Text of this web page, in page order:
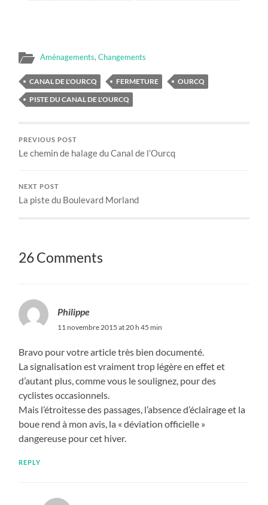
Aménagements,Changements
CANAL DE L'OURCQ FERMETURE
OURCQ
PISTE DU CANAL DE L'OURCQ
PREVIOUS POST
Le chemin de halage du Canal de l’Ourcq
NEXT POST
La piste du Boulevard Morland
26 Comments
Philippe
11 novembre 2015 at 20 h 45 min
Bravo pour votre article très bien documenté.
La signalisation est vraiment trop légère en effet et
d’autant plus, comme vous le soulignez, pour des
cyclistes occasionnels.
Mais l’étroitesse des passages, l’absence d’éclairage et la
boue rend à mon avis, la « déviation officielle »
dangereuse pour cet hiver.
REPLY